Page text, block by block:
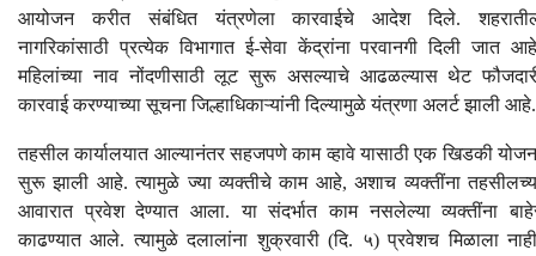
आयोजन करीत संबंधित यंत्रणेला कारवाईचे आदेश दिले.
नागरिकांसाठी प्रत्येक विभागात ई-सेवा केंद्रांना परवानगी दिली जात
महिलांच्या नाव नोंदणीसाठी लूट सुरू असल्याचे आढळल्यास थेट
कारवाई करण्याच्या सूचना जिल्हाधिकाऱ्यांनी दिल्यामुळे यंत्रणा अलर्ट झाली आहे.
तहसील कार्यालयात आल्यानंतर सहजपणे काम व्हावे यासाठी एक खिडकी
सुरू झाली आहे. त्यामुळे ज्या व्यक्तीचे काम आहे, अशाच व्यक्तींना
आवारात प्रवेश देण्यात आला. या संदर्भात काम नसलेल्या व्यक्तींना
काढण्यात आले. त्यामुळे दलालांना शुक्रवारी (दि. ५) प्रवेशच मिळाला